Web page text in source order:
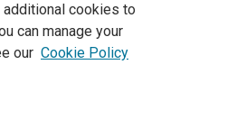
contributeurs. Tout les droits sont réservés,
en libre accès, les conditions de licence
cookies to
can manage your
our Cookie Policy